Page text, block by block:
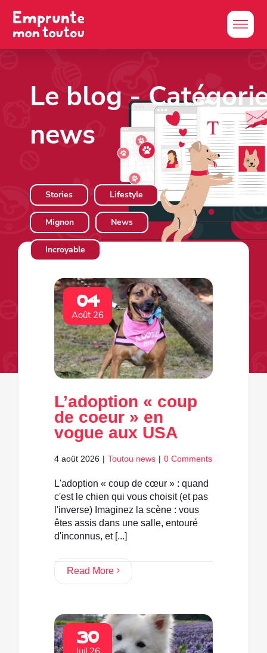
Le blog-
news
Stories Lifestyle
Mignon News
Incroyable
04
Août 26
L’adoption « coup
de coeur » en
vogue aux USA
4 août 2026 | Toutou news | 0 Comments
L'adoption « coup de cœur » : quand
c'est le chien qui vous choisit (et pas
l'inverse) Imaginez la scène : vous
êtes assis dans une salle, entouré
d'inconnus, et [...]
Read More
30